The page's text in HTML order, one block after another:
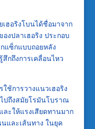
ฮอริงโบนได้ชื่อมาจาก
งปลาเฮอริง ประกอบ
แซ็กแบบถอยหลัง
กถึงการเคลื่อนไหว
ช้การวางแนวเฮอริง
ปถึงสมัยโรมันโบราณ
ะให้แรงเสียดทานมาก
และเส้นทาง ในยุค